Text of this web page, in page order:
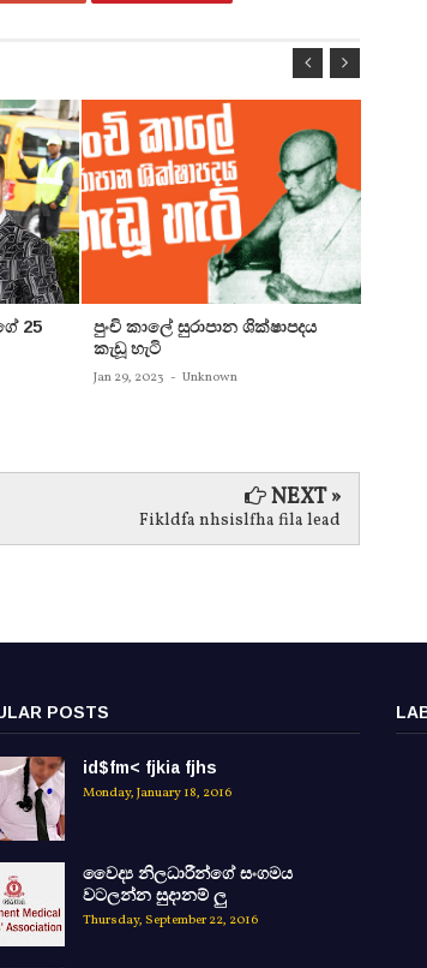
25
පුංචි කාලේ සුරාපාන ශික්ෂාපදය
කැඩූ හැටි
Jan 29, 2023 - Unknown
NEXT »
Fikldfa nhsislfha fila lead
POSTS
id$fm< fjkia fjhs
Monday, January 18, 2016
වෛද්‍ය නිලධාරීන්ගේ සංගමය
වටලන්න සුදානම් ලු
Thursday, September 22, 2016